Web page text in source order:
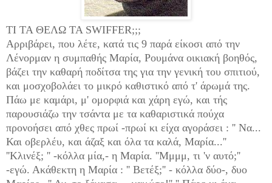
ΤΙ ΤΑ ΘΕΛΩ ΤΑ SWIFFER;;;
Αρριβάρει, που λέτε, κατά τις 9 παρά είκοσι από την
Λένορμαν η συμπαθής Μαρία, Ρουμάνα οικιακή βοηθός,
βάζει την καθαρή ποδίτσα της για την γενική του σπιτιού,
και μοσχοβολάει το μικρό καθιστικό από τ' άρωμά της.
Πάω με καμάρι, μ' ομορφιά και χάρη εγώ, και τής
παρουσιάζω την τσάντα με τα καθαριστικά πούχα
προνοήσει από χθες πρωί -πρωί κι είχα αγοράσει : '' Nα...
Και οβερλέυ, και άζαξ και όλα τα καλά, Μαρία...''
''Κλινέξ; '' -κόλλα μία,- η Μαρία. ''Μμμμ, τι 'ν αυτό;''
-εγώ. Ακάθεκτη η Μαρία : '' Βετέξ;'' - κόλλα δύο-, δυο